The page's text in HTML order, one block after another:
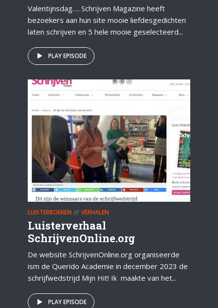
Valentijnsdag…. Schrijven Magazine heeft
bezoekers aan hun site mooie liefdesgedichten
laten schrijven en 5 hele mooie geselecteerd...
PLAY EPISODE
LUISTERBOEKEN VERHALEN
Luisterverhaal
SchrijvenOnline.org
De website SchrijvenOnline.org organiseerde
ism de Querido Academie in december 2023 de
schrijfwedstrijd Mijn Hit! Ik maakte van het...
PLAY EPISODE